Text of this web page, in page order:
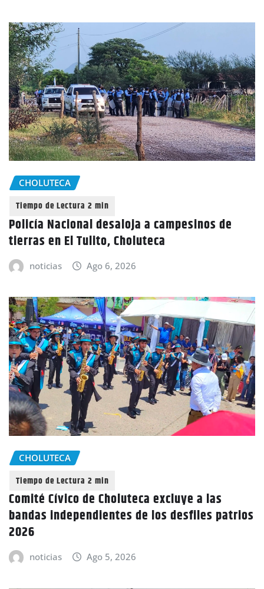
CHOLUTECA
Policía Nacional desaloja a campesinos de
tierras en El Tulito, Choluteca
noticias Ago 6, 2026
CHOLUTECA
Comité Cívico de Choluteca excluye a las
bandas independientes de los desfiles patrios
2026
noticias Ago 5, 2026